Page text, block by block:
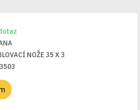
NOŽE 35 X 3